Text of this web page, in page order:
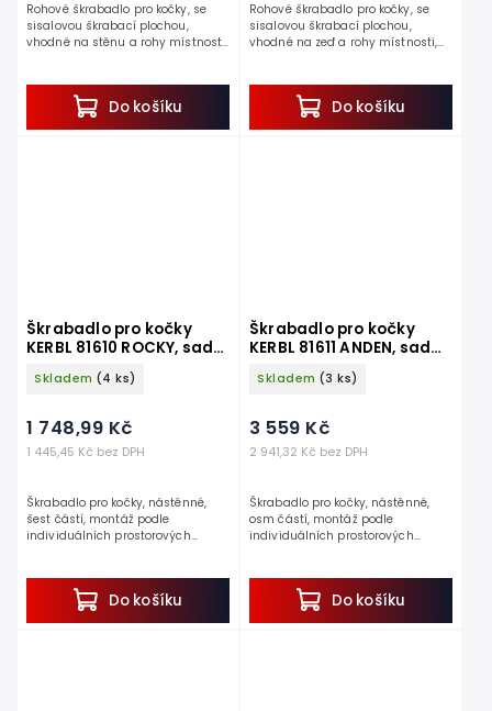
Do košíku
Rohové škrabadlo pro kočky, se
sisalovou škrabací plochou,
vhodné na stěnu a rohy místnosti,
ve svém domě před...
Do košíku
Rohové škrabadlo pro kočky, se
sisalovou škrabací plochou,
vhodné na zeď a rohy místnosti,
rohy ve svém domě před...
Škrabadlo pro kočky
KERBL 81610 ROCKY, sada
nástěnných pater 6 ks
Skladem (4 ks)
1 445,45 Kč bez DPH
1 748,99 Kč
Do košíku
Škrabadlo pro kočky, nástěnné,
šest částí, montáž podle
individuálních prostorových
na zeď, a tak Vám v bytě...
Škrabadlo pro kočky
KERBL 81611 ANDEN, sada
nástěnných pater 8 ks
Skladem (3 ks)
2 941,32 Kč bez DPH
3 559 Kč
Do košíku
Škrabadlo pro kočky, nástěnné,
osm částí, montáž podle
individuálních prostorových
moderním designu. Škrabadlo...